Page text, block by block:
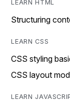
LEARN HTML
Structuring
LEARN CSS
CSS styling
CSS layout
LEARN